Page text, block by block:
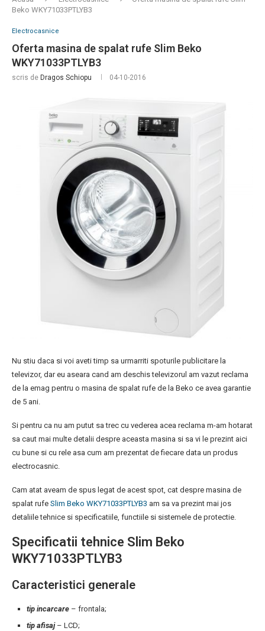
Beko WKY71033PTLYB3
Electrocasnice
Oferta masina de spalat rufe Slim Beko
WKY71033PTLYB3
scris de Dragos Schiopu 04-10-2016
Nu stiu daca si voi aveti timp sa urmarriti spoturile publicitare la
televizor, dar eu aseara cand am deschis televizorul am vazut reclama
de la emag pentru o masina de spalat rufe de la Beko ce avea garantie
de 5 ani.
Si pentru ca nu am putut sa trec cu vederea acea reclama m-am hotarat
sa caut mai multe detalii despre aceasta masina si sa vi le prezint aici
cu bune si cu rele asa cum am prezentat de fiecare data un produs
electrocasnic.
Cam atat aveam de spus legat de acest spot, cat despre masina de
spalat rufe Slim Beko WKY71033PTLYB3 am sa va prezint mai jos
detaliile tehnice si specificatiile, functiile si sistemele de protectie.
Specificatii tehnice Slim Beko
WKY71033PTLYB3
Caracteristici generale
tip incarcare – frontala;
tip afisaj– LCD;